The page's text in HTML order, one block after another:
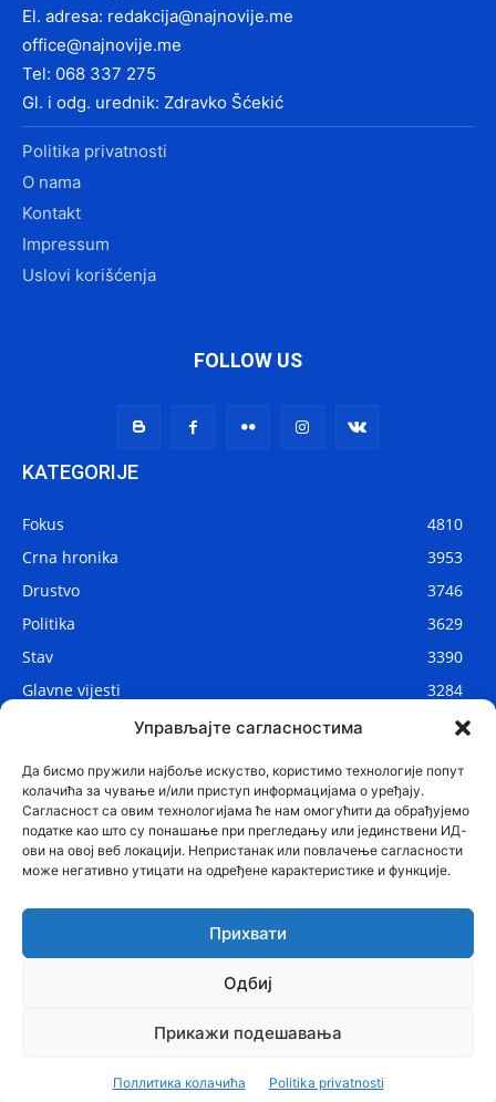
Управљајте сагласностима
Да бисмо пружили најбоље искуство, користимо технологије попут
колачића за чување и/или приступ информацијама о уређају.
Сагласност са овим технологијама ће нам омогућити да обрађујемо
податке као што су понашање при прегледању или јединствени ИД-
ови на овој веб локацији. Непристанак или повлачење сагласности
може негативно утицати на одређене карактеристике и функције.
Прихвати
Одбиј
Прикажи подешавања
Поллитика колачића Politika privatnosti
El. adresa: redakcija@najnovije.me
office@najnovije.me
Tel: 068 337 275
Gl. i odg. urednik: Zdravko Šćekić
Politika privatnosti
O nama
Kontakt
Impressum
Uslovi korišćenja
FOLLOW US
KATEGORIJE
Fokus
4810
Crna hronika
3953
Drustvo
3746
Politika
3629
Stav
3390
Glavne vijesti
3284
2906
Zanimljivosti
Tehnologija Lifestyle Kontakt